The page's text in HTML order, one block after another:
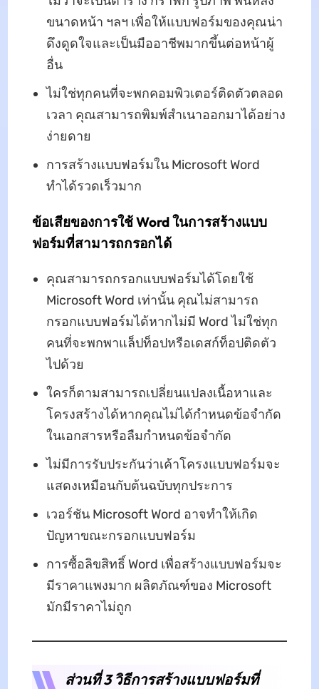
ขนาดหน้า ฯลฯ เพื่อให้แบบฟอร์มของคุณน่า
ดึงดูดใจและเป็นมืออาชีพมากขึ้นต่อหน้าผู้
อื่น
ไม่ใช่ทุกคนที่จะพกคอมพิวเตอร์ติดตัวตลอด
เวลา คุณสามารถพิมพ์สำเนาออกมาได้อย่าง
ง่ายดาย
การสร้างแบบฟอร์มใน Microsoft Word
ทำได้รวดเร็วมาก
ข้อเสียของการใช้ Word ในการสร้างแบบ
ฟอร์มที่สามารถกรอกได้
คุณสามารถกรอกแบบฟอร์มได้โดยใช้
Microsoft Word เท่านั้น คุณไม่สามารถ
กรอกแบบฟอร์มได้หากไม่มี Word ไม่ใช่ทุก
คนที่จะพกพาแล็ปท็อปหรือเดสก์ท็อปติดตัว
ไปด้วย
ใครก็ตามสามารถเปลี่ยนแปลงเนื้อหาและ
โครงสร้างได้หากคุณไม่ได้กำหนดข้อจำกัด
ในเอกสารหรือลืมกำหนดข้อจำกัด
ไม่มีการรับประกันว่าเค้าโครงแบบฟอร์มจะ
แสดงเหมือนกับต้นฉบับทุกประการ
เวอร์ชัน Microsoft Word อาจทำให้เกิด
ปัญหาขณะกรอกแบบฟอร์ม
การซื้อลิขสิทธิ์ Word เพื่อสร้างแบบฟอร์มจะ
มีราคาแพงมาก ผลิตภัณฑ์ของ Microsoft
มักมีราคาไม่ถูก
ส่วนที่ 3 วิธีการสร้างแบบฟอร์มที่